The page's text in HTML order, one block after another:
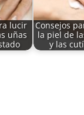
lucir
uñas
Consejos
la piel de
y las